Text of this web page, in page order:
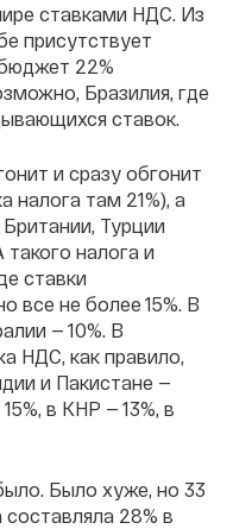
ставками НДС. Из
присутствует
22%
Бразилия, где
ставок.
и сразу обгонит
налога там 21%), а
Турции
налога и
ставки
все не более 15%. В
— 10%. В
НДС, как правило,
и Пакистане —
в КНР — 13%, в
Было хуже, но 33
28% в